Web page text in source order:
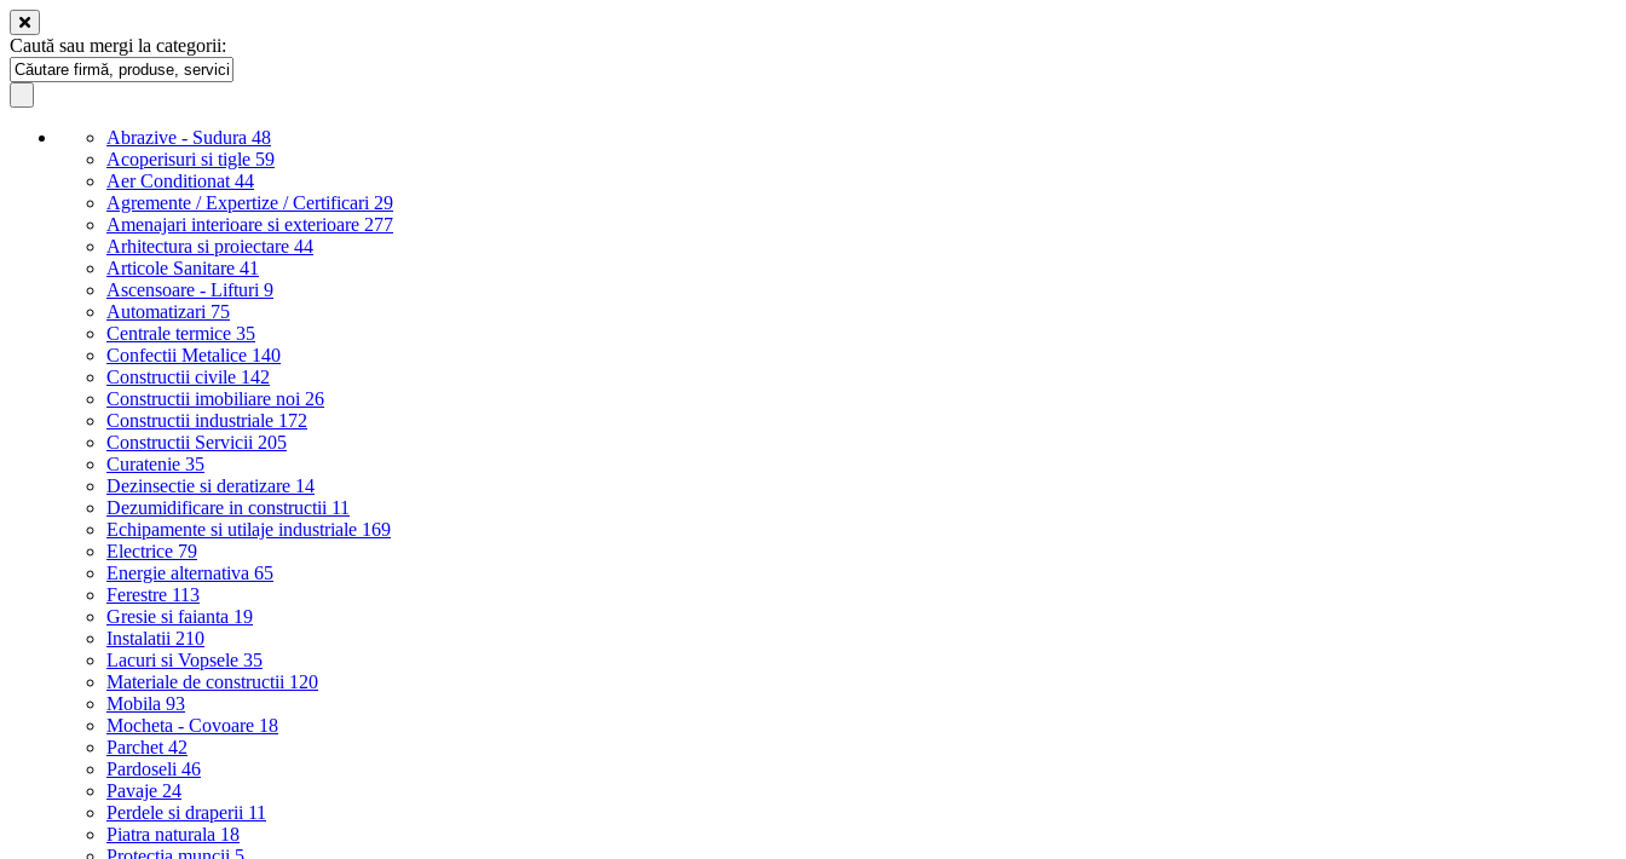
Caută sau mergi la categorii:
Abrazive - Sudura 48
Acoperisuri si tigle 59
Aer Conditionat 44
Agremente / Expertize / Certificari 29
Amenajari interioare si exterioare 277
Arhitectura si proiectare 44
Articole Sanitare 41
Ascensoare - Lifturi 9
Automatizari 75
Centrale termice 35
Confectii Metalice 140
Constructii civile 142
Constructii imobiliare noi 26
Constructii industriale 172
Constructii Servicii 205
Curatenie 35
Dezinsectie si deratizare 14
Dezumidificare in constructii 11
Echipamente si utilaje industriale 169
Electrice 79
Energie alternativa 65
Ferestre 113
Gresie si faianta 19
Instalatii 210
Lacuri si Vopsele 35
Materiale de constructii 120
Mobila 93
Mocheta - Covoare 18
Parchet 42
Pardoseli 46
Pavaje 24
Perdele si draperii 11
Piatra naturala 18